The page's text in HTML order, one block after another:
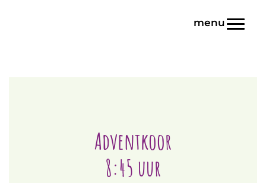
Adventkoor
8:45 uur